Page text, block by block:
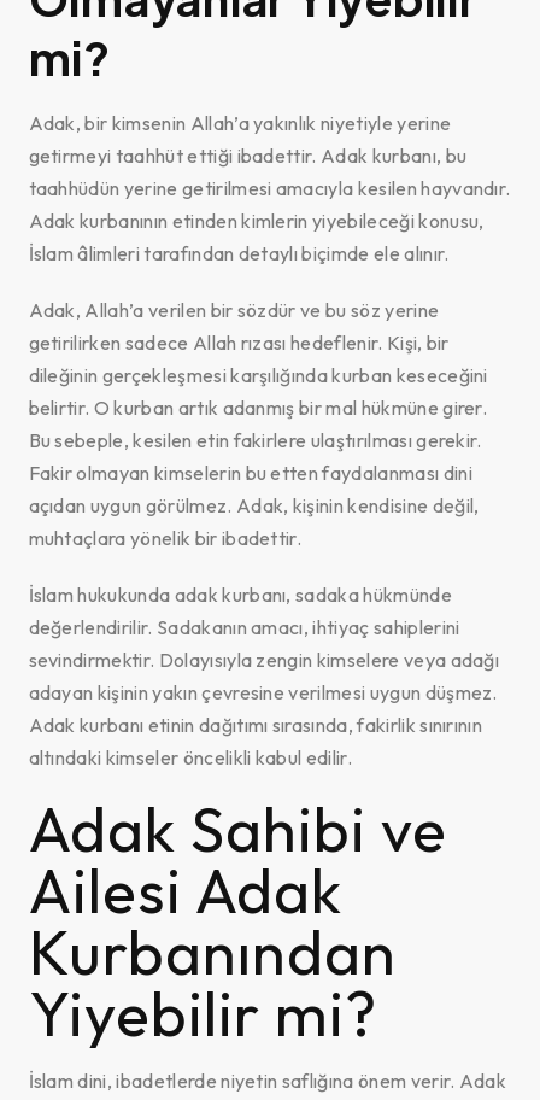
mi?
Adak, bir kimsenin Allah’a yakınlık niyetiyle yerine
getirmeyi taahhüt ettiği ibadettir. Adak kurbanı, bu
taahhüdün yerine getirilmesi amacıyla kesilen hayvandır.
Adak kurbanının etinden kimlerin yiyebileceği konusu,
İslam âlimleri tarafından detaylı biçimde ele alınır.
Adak, Allah’a verilen bir sözdür ve bu söz yerine
getirilirken sadece Allah rızası hedeflenir. Kişi, bir
dileğinin gerçekleşmesi karşılığında kurban keseceğini
belirtir. O kurban artık adanmış bir mal hükmüne girer.
Bu sebeple, kesilen etin fakirlere ulaştırılması gerekir.
Fakir olmayan kimselerin bu etten faydalanması dini
açıdan uygun görülmez. Adak, kişinin kendisine değil,
muhtaçlara yönelik bir ibadettir.
İslam hukukunda adak kurbanı, sadaka hükmünde
değerlendirilir. Sadakanın amacı, ihtiyaç sahiplerini
sevindirmektir. Dolayısıyla zengin kimselere veya adağı
adayan kişinin yakın çevresine verilmesi uygun düşmez.
Adak kurbanı etinin dağıtımı sırasında, fakirlik sınırının
altındaki kimseler öncelikli kabul edilir.
Adak Sahibi ve
Ailesi Adak
Kurbanından
Yiyebilir mi?
İslam dini, ibadetlerde niyetin saflığına önem verir. Adak